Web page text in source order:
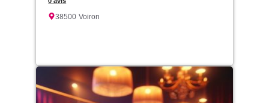
38500 Voiron